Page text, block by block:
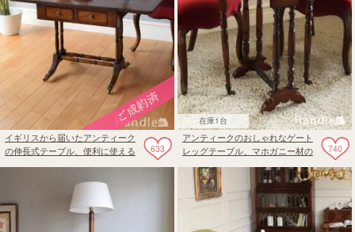
633
イギリスから届いたアンティーク
の伸長式テーブル、便利に使える
在庫1台
740
アンティークのおしゃれなゲート
レッグテーブル、マホガニー材の